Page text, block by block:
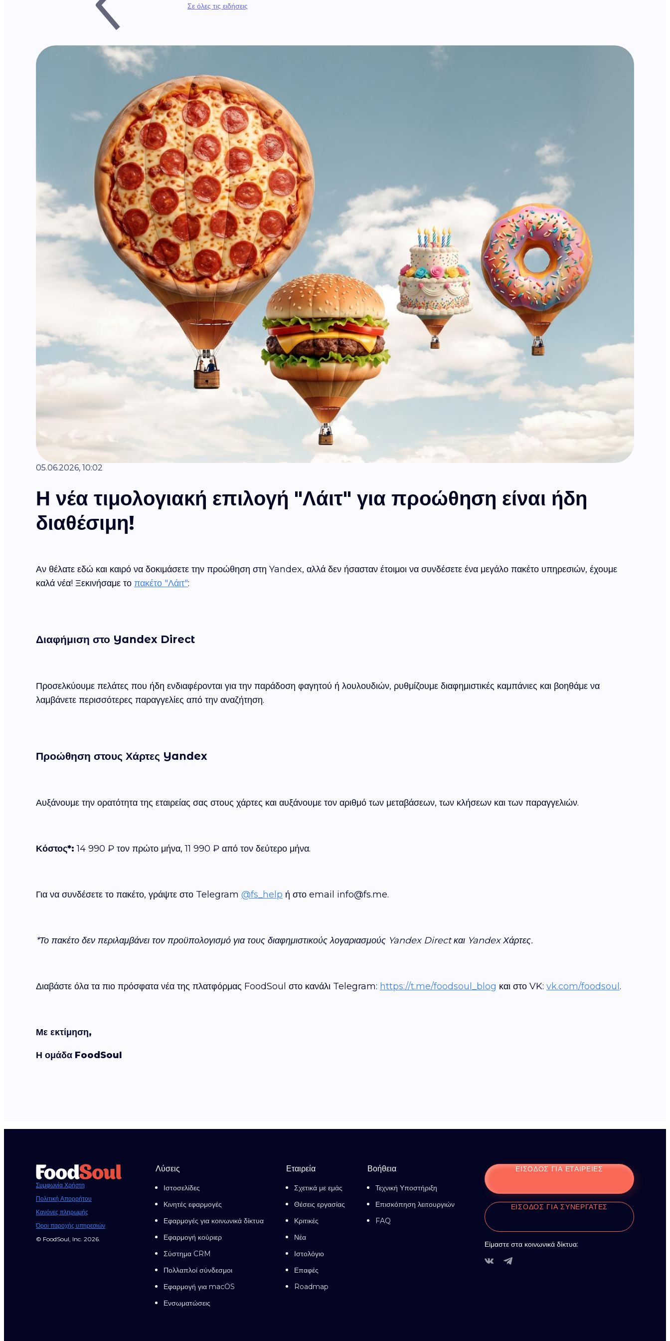
Σε όλες τις ειδήσεις
05.06.2026, 10:02
Η νέα τιμολογιακή επιλογή "Λάιτ" για προώθηση είναι ήδη
διαθέσιμη!
Αν θέλατε εδώ και καιρό να δοκιμάσετε την προώθηση στη Yandex, αλλά δεν ήσασταν έτοιμοι να συνδέσετε ένα μεγάλο πακέτο υπηρεσιών, έχουμε
καλά νέα! Ξεκινήσαμε το πακέτο "Λάιτ":
Διαφήμιση στο Yandex Direct
Προσελκύουμε πελάτες που ήδη ενδιαφέρονται για την παράδοση φαγητού ή λουλουδιών, ρυθμίζουμε διαφημιστικές καμπάνιες και βοηθάμε να
λαμβάνετε περισσότερες παραγγελίες από την αναζήτηση.
Προώθηση στους Χάρτες Yandex
Αυξάνουμε την ορατότητα της εταιρείας σας στους χάρτες και αυξάνουμε τον αριθμό των μεταβάσεων, των κλήσεων και των παραγγελιών.
Κόστος*: 14 990 ₽ τον πρώτο μήνα, 11 990 ₽ από τον δεύτερο μήνα.
Για να συνδέσετε το πακέτο, γράψτε στο Telegram @fs_help ή στο email info@fs.me.
*Το πακέτο δεν περιλαμβάνει τον προϋπολογισμό για τους διαφημιστικούς λογαριασμούς Yandex Direct και Yandex Χάρτες.
Διαβάστε όλα τα πιο πρόσφατα νέα της πλατφόρμας FoodSoul στο κανάλι Telegram: https://t.me/foodsoul_blog και στο VK: vk.com/foodsoul .
Με εκτίμηση,
Η ομάδα FoodSoul
Συμφωνία Χρήστη
Πολιτική Απορρήτου
Κανόνες πληρωμής
Όροι παροχής υπηρεσιών
© FoodSoul, Inc. 2026.
Λύσεις
Ιστοσελίδες
Κινητές εφαρμογές
Εφαρμογές για κοινωνικά δίκτυα
Εφαρμογή κούριερ
Σύστημα CRM
Πολλαπλοί σύνδεσμοι
Εφαρμογή για macOS
Ενσωματώσεις
Εταιρεία
Σχετικά με εμάς
Θέσεις εργασίας
Κριτικές
Νέα
Ιστολόγιο
Επαφές
Roadmap
Βοήθεια
Τεχνική Υποστήριξη
Επισκόπηση λειτουργιών
FAQ
ΕΊΣΟΔΟΣ ΓΙΑ ΕΤΑΙΡΕΊΕΣ
ΕΊΣΟΔΟΣ ΓΙΑ ΣΥΝΕΡΓΆΤΕΣ
Είμαστε στα κοινωνικά δίκτυα: